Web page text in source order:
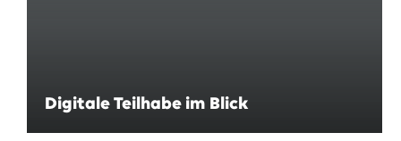
Digitale Teilhabe im Blick